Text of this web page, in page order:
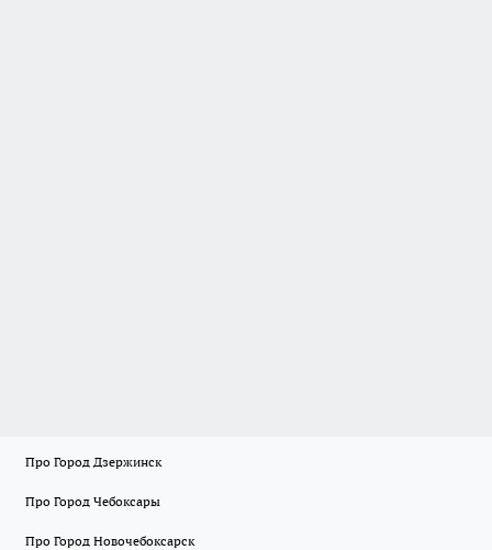
Про Город Дзержинск
Про Город Чебоксары
Про Город Новочебоксарск